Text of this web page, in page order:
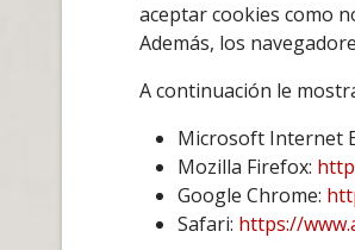
aceptar cookies como
Además, los
A continuación le
Microsoft Internet
Mozilla Firefox:
Google Chrome:
Safari: https://